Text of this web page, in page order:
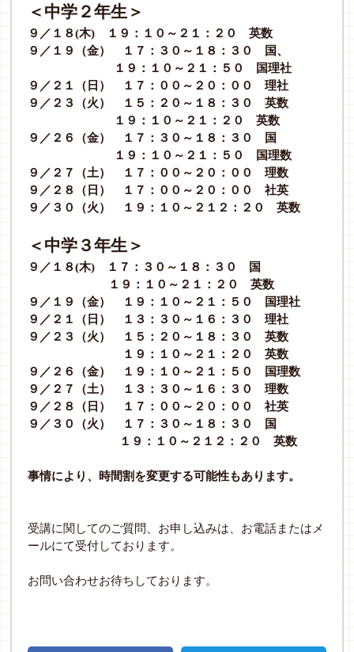
＜中学２年生＞
９／１８(木) １９：１０～２１：２０ 英数
９／１９（金） １７：３０～１８：３０ 国、
１９：１０～２１：５０ 国理社
９ ／２１（日） １７：００～２０：００ 理社
９／２３（火） １５：２０～１８：３０ 英数
１９：１０～２１：２０ 英数
９／２６（金） １７：３０～１８：３０ 国
１９：１０～２１：５０ 国理数
９／２７（土） １７：００～２０：００ 理数
９／２８（日） １７：００～２０：００ 社英
９／３０（火） １９：１０～２１２：２０ 英数
＜中学３年生＞
９／１８(木) １７：３０～１８：３０ 国
１９：１０～２１：２０ 英数
９／１９（金） １９：１０～２１：５０ 国理社
９ ／２１（日） １３：３０～１６：３０ 理社
９／２３（火） １５：２０～１８：３０ 英数
１９：１０～２１：２０ 英数
９／２６（金） １９：１０～２１：５０ 国理数
９／２７（土） １３：３０～１６：３０ 理数
９／２８（日） １７：００～２０：００ 社英
９／３０（火） １７：３０～１８：３０ 国
１９：１０～２１２：２０ 英数
事情により、時間割を変更する可能性もあります。
受講に関してのご質問、お申し込みは、お電話またはメ
ールにて受付しております。
お問い合わせお待ちしております。